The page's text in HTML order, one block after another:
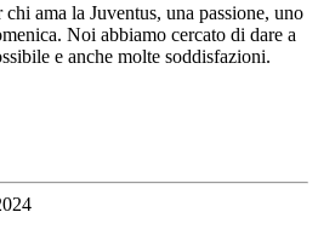
ama la Juventus, una passione, uno
Noi abbiamo cercato di dare a
e anche molte soddisfazioni.